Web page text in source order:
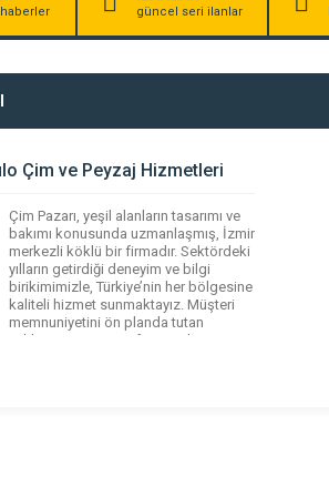
güncel seri ilanlar
Çim ve Peyzaj Hizmetleri
Çim Pazarı, yeşil alanların tasarımı ve
bakımı konusunda uzmanlaşmış, İzmir
merkezli köklü bir firmadır. Sektördeki
yılların getirdiği deneyim ve bilgi
birikimimizle, Türkiye’nin her bölgesine
kaliteli hizmet sunmaktayız. Müşteri
memnuniyetini ön planda tutan
yaklaşımımız ve profesyonel